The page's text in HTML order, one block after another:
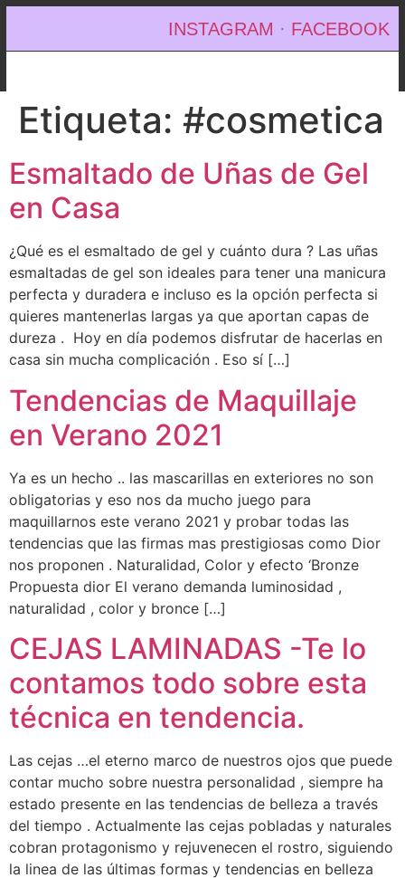
INSTAGRAM · FACEBOOK
Etiqueta: #cosmetica
Esmaltado de Uñas de Gel
en Casa
¿Qué es el esmaltado de gel y cuánto dura ? Las uñas
esmaltadas de gel son ideales para tener una manicura
perfecta y duradera e incluso es la opción perfecta si
quieres mantenerlas largas ya que aportan capas de
dureza . Hoy en día podemos disfrutar de hacerlas en
casa sin mucha complicación . Eso sí […]
Tendencias de Maquillaje
en Verano 2021
Ya es un hecho .. las mascarillas en exteriores no son
obligatorias y eso nos da mucho juego para
maquillarnos este verano 2021 y probar todas las
tendencias que las firmas mas prestigiosas como Dior
nos proponen . Naturalidad, Color y efecto ‘Bronze
Propuesta dior El verano demanda luminosidad ,
naturalidad , color y bronce […]
CEJAS LAMINADAS -Te lo
contamos todo sobre esta
técnica en tendencia.
Las cejas …el eterno marco de nuestros ojos que puede
contar mucho sobre nuestra personalidad , siempre ha
estado presente en las tendencias de belleza a través
del tiempo . Actualmente las cejas pobladas y naturales
cobran protagonismo y rejuvenecen el rostro, siguiendo
la linea de las últimas formas y tendencias en belleza